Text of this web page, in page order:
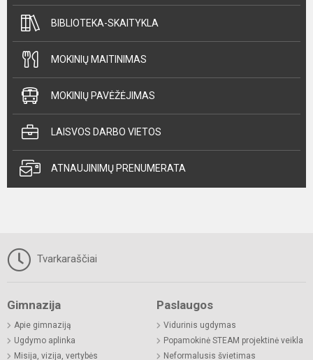
BIBLIOTEKA-SKAITYKLA
MOKINIŲ MAITINIMAS
MOKINIŲ PAVĖŽĖJIMAS
LAISVOS DARBO VIETOS
ATNAUJINIMŲ PRENUMERATA
Tvarkaraščiai
Gimnazija
Apie gimnaziją
Ugdymo aplinka
Misija, vizija, vertybės
Paslaugos
Vidurinis ugdymas
Popamokinė STEAM projektinė veikla
Neformalusis švietimas